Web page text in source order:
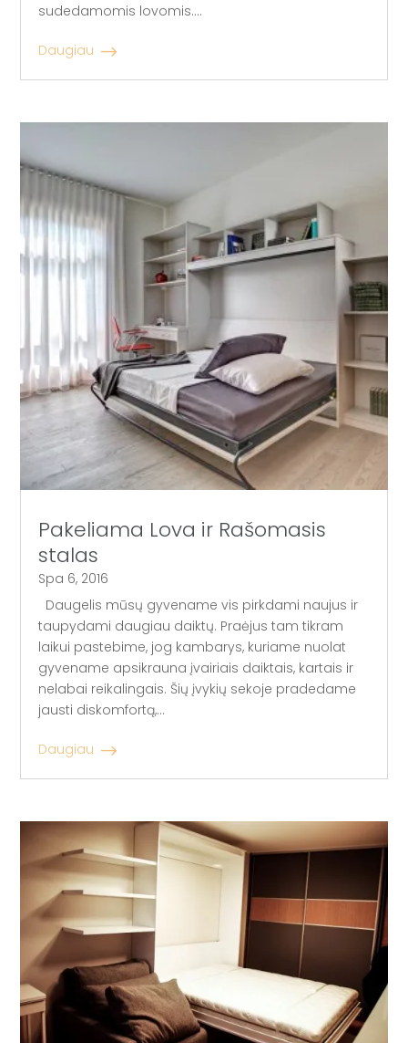
sudedamomis lovomis....
Daugiau
Pakeliama Lova ir Rašomasis
stalas
Spa 6, 2016
Daugelis mūsų gyvename vis pirkdami naujus ir
taupydami daugiau daiktų. Praėjus tam tikram
laikui pastebime, jog kambarys, kuriame nuolat
gyvename apsikrauna įvairiais daiktais, kartais ir
nelabai reikalingais. Šių įvykių sekoje pradedame
jausti diskomfortą,...
Daugiau